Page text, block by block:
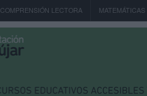
COMPRENSIÓN LECTORA MATEMÁTICAS